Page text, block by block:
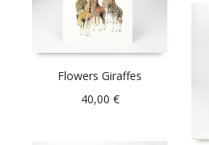
Flowers Giraffes
40,00 €